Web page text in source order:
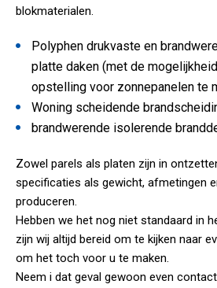
blokmaterialen.
Polyphen drukvaste en
platte daken (met de
opstelling voor zonnepanelen te
Woning scheidende
brandwerende isolerende
Zowel parels als platen zijn in
specificaties als gewicht, afmetingen
produceren.
Hebben we het nog niet standaard in
zijn wij altijd bereid om te kijken naar
om het toch voor u te maken.
Neem i dat geval gewoon even